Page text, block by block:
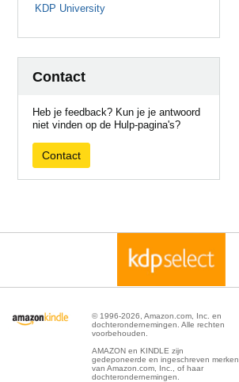
KDP University
Contact
Heb je feedback? Kun je je antwoord
niet vinden op de Hulp-pagina's?
Contact
© 1996-2026, Amazon.com, Inc. en
dochterondernemingen. Alle rechten
voorbehouden.
AMAZON en KINDLE zijn
gedeponeerde en ingeschreven merken
van Amazon.com, Inc., of haar
dochterondernemingen.